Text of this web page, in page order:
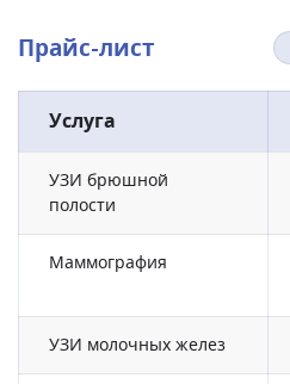
Прайс-лист
Услуга
УЗИ брюшной
полости
Маммография
УЗИ молочных желез